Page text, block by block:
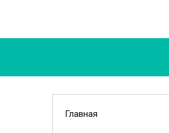
Главная